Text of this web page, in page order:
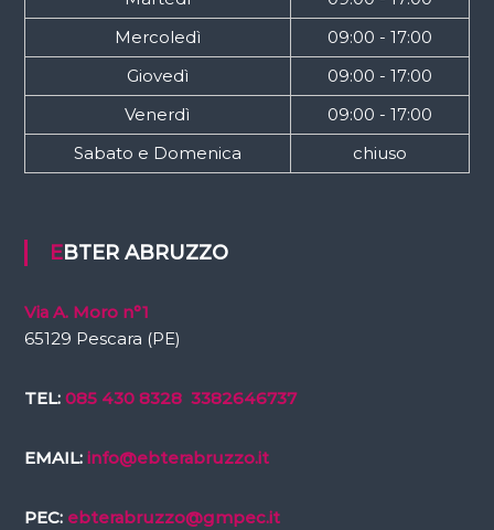
Mercoledì
09:00 - 17:00
Giovedì
09:00 - 17:00
Venerdì
09:00 - 17:00
Sabato e Domenica
chiuso
EBTER ABRUZZO
Via A. Moro n°1
65129 Pescara (PE)
TEL: 085 430 8328 3382646737
EMAIL: info@ebterabruzzo.it
PEC: ebterabruzzo@gmpec.it